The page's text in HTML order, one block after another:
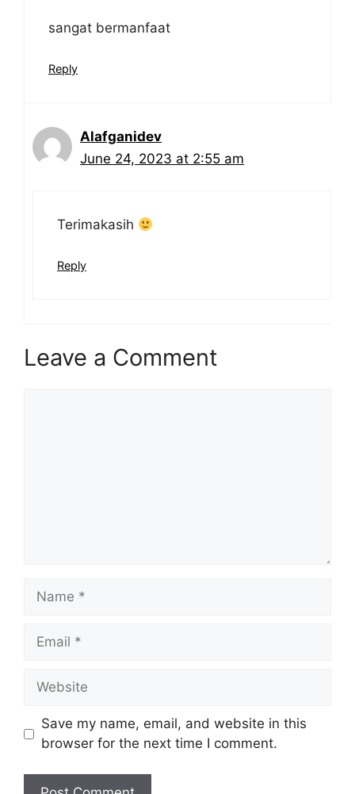
sangat bermanfaat
Reply
Alafganidev
June 24, 2023 at 2:55 am
Terimakasih
Reply
Leave a Comment
Name
Email
Website
Save my name, email, and website in this
browser for the next time I comment.